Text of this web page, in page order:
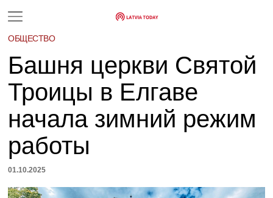
ОБЩЕСТВО
Башня церкви Святой
Троицы в Елгаве
начала зимний режим
работы
01.10.2025